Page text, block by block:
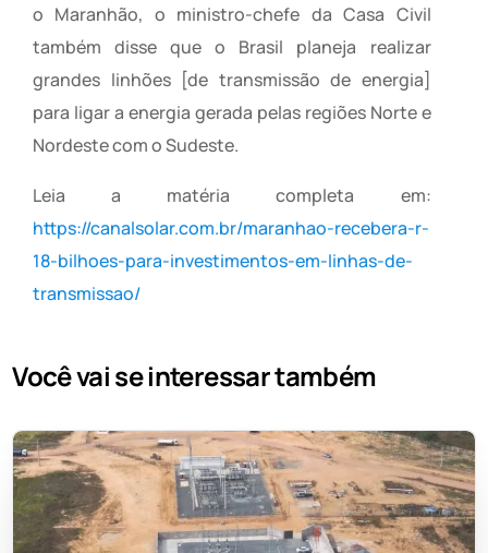
o Maranhão, o ministro-chefe da Casa Civil
também disse que o Brasil planeja realizar
grandes linhões [de transmissão de energia]
para ligar a energia gerada pelas regiões Norte e
Nordeste com o Sudeste.
Leia a matéria completa em:
https://canalsolar.com.br/maranhao-recebera-r-
18-bilhoes-para-investimentos-em-linhas-de-
transmissao/
Você vai se interessar também